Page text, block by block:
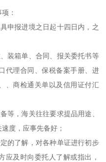
：
申报进境之日起十四日内，之
装箱单、合同、报关委托书等
代理合同、保税备案手册、进
、商检通关单以及信用证付汇
等，海关往往要求提品用途、
度，应事先备好；
的了解，对各种单证进行初步
应及时向委托人了解或指出，